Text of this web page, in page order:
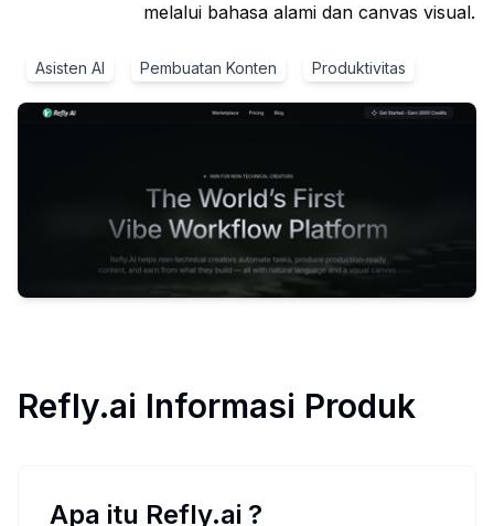
melalui bahasa alami dan canvas visual.
Asisten AI Pembuatan Konten Produktivitas
Refly.ai Informasi Produk
Apa itu Refly.ai ?